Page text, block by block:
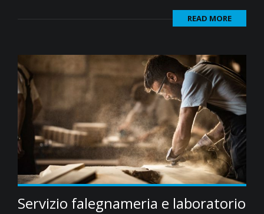
READ MORE
Servizio falegnameria e laboratorio